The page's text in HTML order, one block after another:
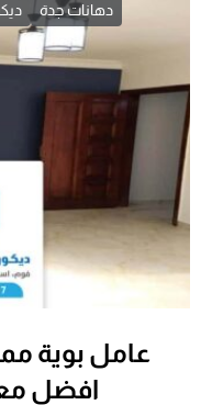
دهانات جدة
افضل